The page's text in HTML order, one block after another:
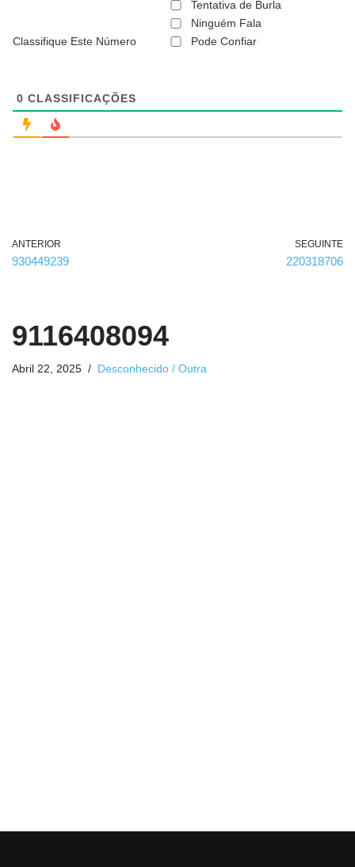
a
ó
Classifique Este Número
Tentativa de Burla
Ninguém Fala
Pode Confiar
0 CLASSIFICAÇÕES
ANTERIOR
930449239
SEGUINTE
220318706
9116408094
Abril 22, 2025 Desconhecido / Outra